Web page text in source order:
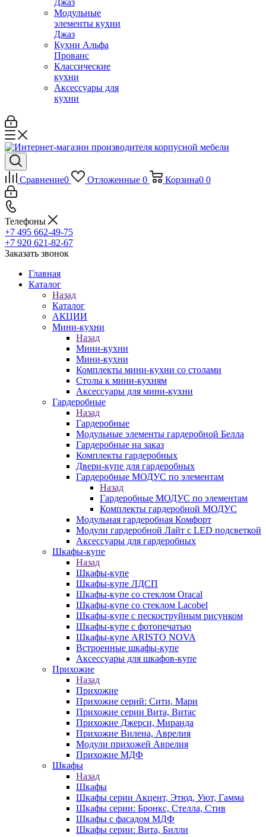
Джаз
Модульные
элементы кухни
Джаз
Кухни Альфа
Прованс
Классические
кухни
Аксессуары для
кухни
Сравнение0 Отложенные 0 Корзина0 0
Телефоны
+7 495 662-49-75
+7 920 621-82-67
Заказать звонок
Главная
Каталог
Назад
Каталог
АКЦИИ
Мини-кухни
Назад
Мини-кухни
Мини-кухни
Комплекты мини-кухни со столами
Столы к мини-кухням
Аксессуары для мини-кухни
Гардеробные
Назад
Гардеробные
Модульные элементы гардеробной Белла
Гардеробные на заказ
Комплекты гардеробных
Двери-купе для гардеробных
Гардеробные МОДУС по элементам
Назад
Гардеробные МОДУС по элементам
Комплекты гардеробной МОДУС
Модульная гардеробная Комфорт
Модули гардеробной Лайт с LED подсветкой
Аксессуары для гардеробных
Шкафы-купе
Назад
Шкафы-купе
Шкафы-купе ЛДСП
Шкафы-купе со стеклом Oracal
Шкафы-купе со стеклом Lacobel
Шкафы-купе с пескоструйным рисунком
Шкафы-купе с фотопечатью
Шкафы-купе ARISTO NOVA
Встроенные шкафы-купе
Аксессуары для шкафов-купе
Прихожие
Назад
Прихожие
Прихожие серий: Сити, Мари
Прихожие серии Вита, Витас
Прихожие Джерси, Миранда
Прихожие Вилена, Аврелия
Модули прихожей Аврелия
Прихожие МДФ
Шкафы
Назад
Шкафы
Шкафы серии Акцент, Этюд, Уют, Гамма
Шкафы серии: Бронкс, Стелла, Стив
Шкафы с фасадом МДФ
Шкафы серии: Вита, Билли